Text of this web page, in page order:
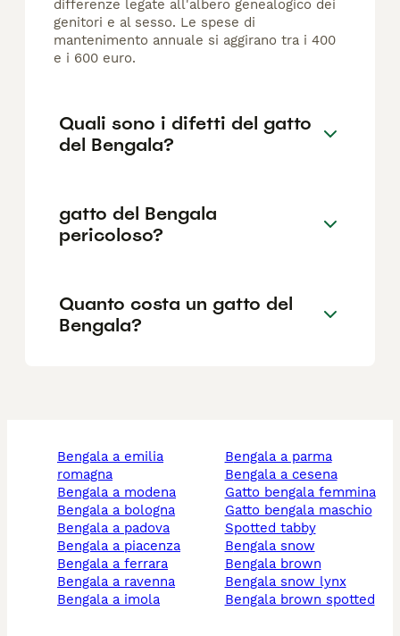
differenze legate all'albero genealogico dei
genitori e al sesso. Le spese di
mantenimento annuale si aggirano tra i 400
e i 600 euro.
Quali sono i difetti del gatto
del Bengala?
gatto del Bengala
pericoloso?
Quanto costa un gatto del
Bengala?
bengala a emilia
romagna
bengala a modena
bengala a bologna
bengala a padova
bengala a piacenza
bengala a ferrara
bengala a ravenna
bengala a imola
bengala a parma
bengala a cesena
gatto bengala femmina
gatto bengala maschio
spotted tabby
bengala snow
bengala brown
bengala snow lynx
bengala brown spotted